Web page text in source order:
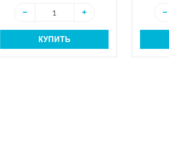
−
+
КУПИТЬ
−